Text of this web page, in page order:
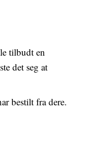
tilbudt en
det seg at
bestilt fra dere.